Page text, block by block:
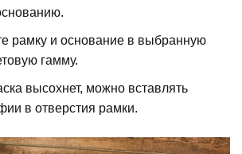
рамку и основание в выбранную
гамму.
высохнет, можно вставлять
в отверстия рамки.